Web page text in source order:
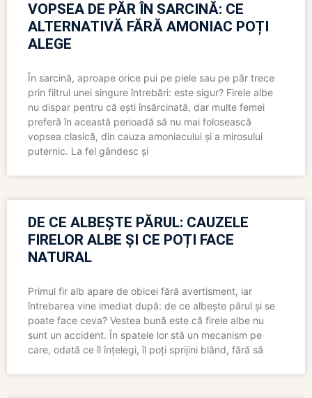
VOPSEA DE PĂR ÎN SARCINĂ: CE
ALTERNATIVĂ FĂRĂ AMONIAC POȚI
ALEGE
În sarcină, aproape orice pui pe piele sau pe păr trece
prin filtrul unei singure întrebări: este sigur? Firele albe
nu dispar pentru că ești însărcinată, dar multe femei
preferă în această perioadă să nu mai folosească
vopsea clasică, din cauza amoniacului și a mirosului
puternic. La fel gândesc și
DE CE ALBEȘTE PĂRUL: CAUZELE
FIRELOR ALBE ȘI CE POȚI FACE
NATURAL
Primul fir alb apare de obicei fără avertisment, iar
întrebarea vine imediat după: de ce albește părul și se
poate face ceva? Vestea bună este că firele albe nu
sunt un accident. În spatele lor stă un mecanism pe
care, odată ce îl înțelegi, îl poți sprijini blând, fără să